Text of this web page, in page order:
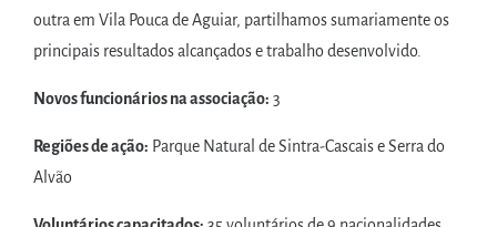
outra em Vila Pouca de Aguiar, partilhamos sumariamente os
principais resultados alcançados e trabalho desenvolvido.
Novos funcionários na associação: 3
Regiões de ação: Parque Natural de Sintra-Cascais e Serra do
Alvão